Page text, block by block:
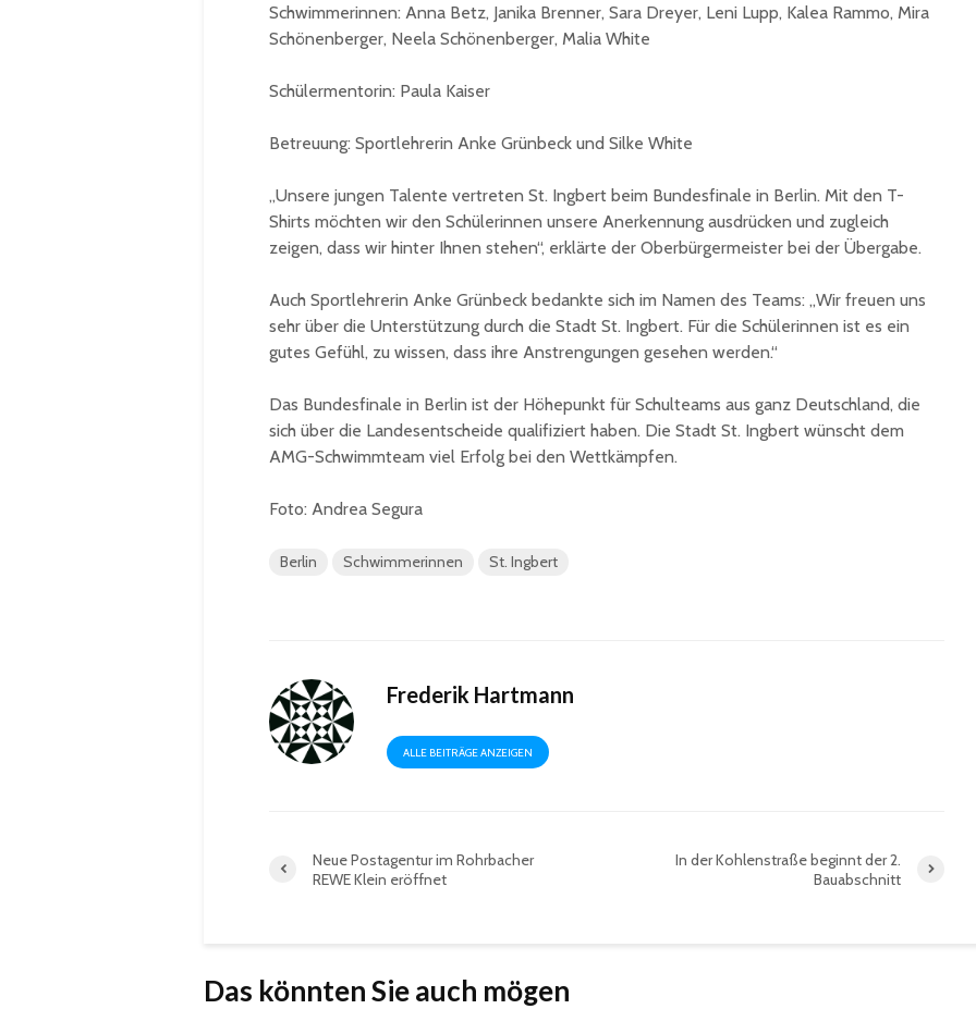
Schwimmerinnen: Anna Betz, Janika Brenner, Sara Dreyer, Leni Lupp, Kalea Rammo, Mira
Schönenberger, Neela Schönenberger, Malia White
Schülermentorin: Paula Kaiser
Betreuung: Sportlehrerin Anke Grünbeck und Silke White
„Unsere jungen Talente vertreten St. Ingbert beim Bundesfinale in Berlin. Mit den T-
Shirts möchten wir den Schülerinnen unsere Anerkennung ausdrücken und zugleich
zeigen, dass wir hinter Ihnen stehen“, erklärte der Oberbürgermeister bei der Übergabe.
Auch Sportlehrerin Anke Grünbeck bedankte sich im Namen des Teams: „Wir freuen uns
sehr über die Unterstützung durch die Stadt St. Ingbert. Für die Schülerinnen ist es ein
gutes Gefühl, zu wissen, dass ihre Anstrengungen gesehen werden.“
Das Bundesfinale in Berlin ist der Höhepunkt für Schulteams aus ganz Deutschland, die
sich über die Landesentscheide qualifiziert haben. Die Stadt St. Ingbert wünscht dem
AMG-Schwimmteam viel Erfolg bei den Wettkämpfen.
Foto: Andrea Segura
Berlin Schwimmerinnen St. Ingbert
Frederik Hartmann
ALLE BEITRÄGE ANZEIGEN
Neue Postagentur im Rohrbacher
REWE Klein eröffnet
In der Kohlenstraße beginnt der 2.
Bauabschnitt
Das könnten Sie auch mögen
Eisen Quirin: Ein Stück
in